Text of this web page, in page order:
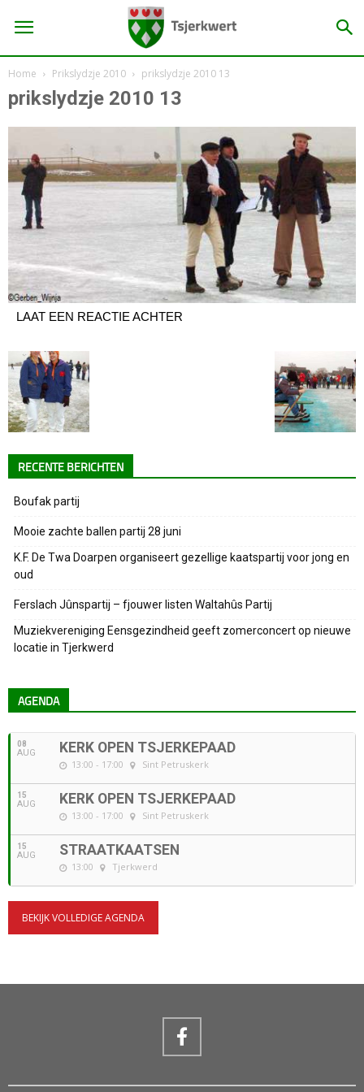
Home Prikslydzje 2010 prikslydzje 2010 13
prikslydzje 2010 13
LAAT EEN REACTIE ACHTER
RECENTE BERICHTEN
Boufak partij
Mooie zachte ballen partij 28 juni
K.F. De Twa Doarpen organiseert gezellige kaatspartij voor jong en
oud
Ferslach Jûnspartij – fjouwer listen Waltahûs Partij
Muziekvereniging Eensgezindheid geeft zomerconcert op nieuwe
locatie in Tjerkwerd
AGENDA
08
AUG KERK OPEN TSJERKEPAAD
13:00 - 17:00 Sint Petruskerk
15
AUG KERK OPEN TSJERKEPAAD
13:00 - 17:00 Sint Petruskerk
15
AUG STRAATKAATSEN
13:00 Tjerkwerd
BEKIJK VOLLEDIGE AGENDA